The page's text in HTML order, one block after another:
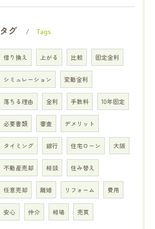
タグ Tags
借り換え 上がる 比較 固定金利
シミュレーション 変動金利
落ちる理由 金利 手数料 10年固定
必要書類 審査 デメリット
タイミング 銀行 住宅ローン 大阪
不動産売却 相談 住み替え
任意売却 離婚 リフォーム 費用
安心 仲介 相場 売買